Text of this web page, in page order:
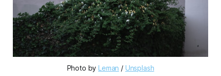
Photo by Leman / Unsplash